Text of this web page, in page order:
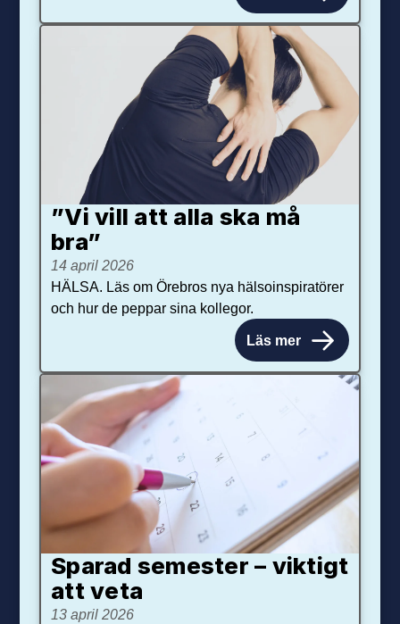
”Vi vill att alla ska må
bra”
14 april 2026
HÄLSA. Läs om Örebros nya hälsoinspiratörer
och hur de peppar sina kollegor.
Läs mer
Sparad semester – viktigt
att veta
13 april 2026